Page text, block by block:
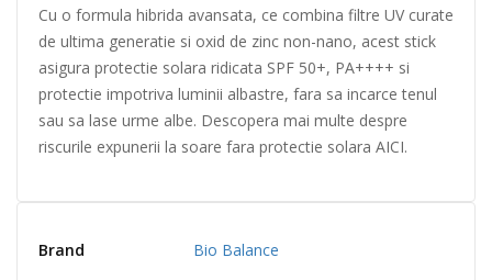
Cu o formula hibrida avansata, ce combina filtre UV curate
de ultima generatie si oxid de zinc non-nano, acest stick
asigura protectie solara ridicata SPF 50+, PA++++ si
protectie impotriva luminii albastre, fara sa incarce tenul
sau sa lase urme albe. Descopera mai multe despre
riscurile expunerii la soare fara protectie solara AICI.
Brand Bio Balance